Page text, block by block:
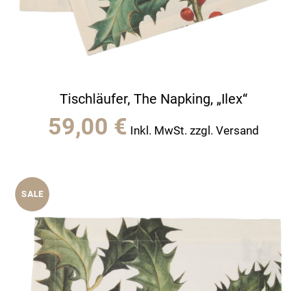
Tischläufer, The Napking, „Ilex“
59,00 € Inkl. MwSt. zzgl. Versand
SALE